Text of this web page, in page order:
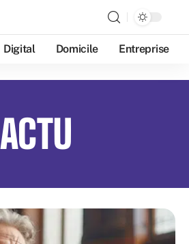
Digital Domicile Entreprise
ACTU